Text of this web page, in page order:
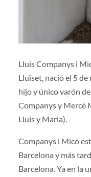
Lluís Companys i
Lluïset, nació el 5
hijo y único varón
Companys y Mercè
Lluís y Maria).
Companys i Micó
Barcelona y más
Barcelona. Ya en la